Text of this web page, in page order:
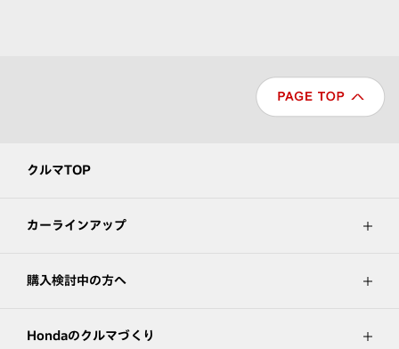
クルマTOP
カーラインアップ
購入検討中の方へ
Hondaのクルマづくり